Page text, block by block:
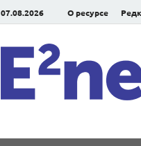
07.08.2026 О ресурсе